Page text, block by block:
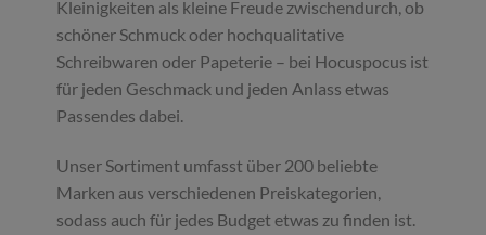
Kleinigkeiten als kleine Freude zwischendurch, ob
schöner Schmuck oder hochqualitative
Schreibwaren oder Papeterie – bei Hocuspocus ist
für jeden Geschmack und jeden Anlass etwas
Passendes dabei.
Unser Sortiment umfasst über 200 beliebte
Marken aus verschiedenen Preiskategorien,
sodass auch für jedes Budget etwas zu finden ist.